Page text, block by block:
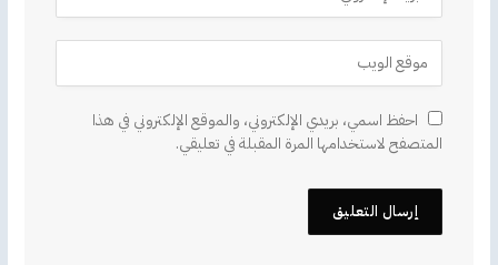
احفظ اسمي، بريدي الإلكتروني، والموقع الإلكتروني في هذا
المتصفح لاستخدامها المرة المقبلة في تعليقي.